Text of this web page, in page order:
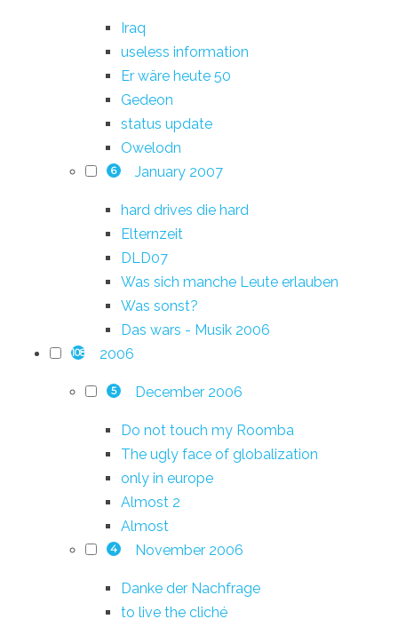
Iraq
useless information
Er wäre heute 50
Gedeon
status update
Owelodn
6 January 2007
hard drives die hard
Elternzeit
DLD07
Was sich manche Leute erlauben
Was sonst?
Das wars - Musik 2006
108 2006
5 December 2006
Do not touch my Roomba
The ugly face of globalization
only in europe
Almost 2
Almost
4 November 2006
Danke der Nachfrage
to live the cliché